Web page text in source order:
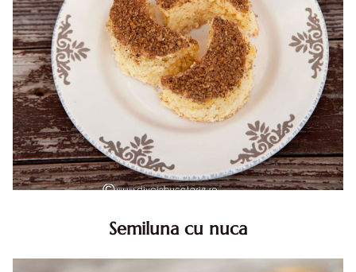
Semiluna cu nuca
Semiluna. Prajitura simpla semiluna cu nuci. Semiluna cu